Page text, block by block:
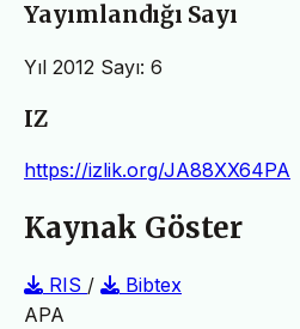
Yayımlandığı Sayı
Yıl 2012 Sayı: 6
IZ
https://izlik.org/JA88XX64PA
Kaynak Göster
RIS /
Bibtex
APA